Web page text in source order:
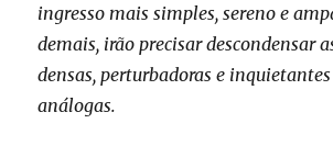
ingresso mais simples, sereno e
demais, irão precisar descondensar
densas, perturbadoras e
análogas.